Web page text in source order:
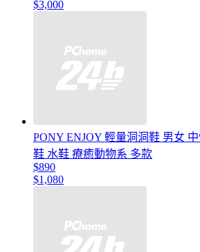
$3,000
PONY ENJOY 輕量洞洞鞋 男女
鞋 水鞋 療癒動物系 多款
$890
$1,080